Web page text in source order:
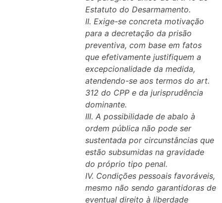
Estatuto do Desarmamento.
II. Exige-se concreta motivação
para a decretação da prisão
preventiva, com base em fatos
que efetivamente justifiquem a
excepcionalidade da medida,
atendendo-se aos termos do art.
312 do CPP e da jurisprudência
dominante.
III. A possibilidade de abalo à
ordem pública não pode ser
sustentada por circunstâncias que
estão subsumidas na gravidade
do próprio tipo penal.
IV. Condições pessoais favoráveis,
mesmo não sendo garantidoras de
eventual direito à liberdade